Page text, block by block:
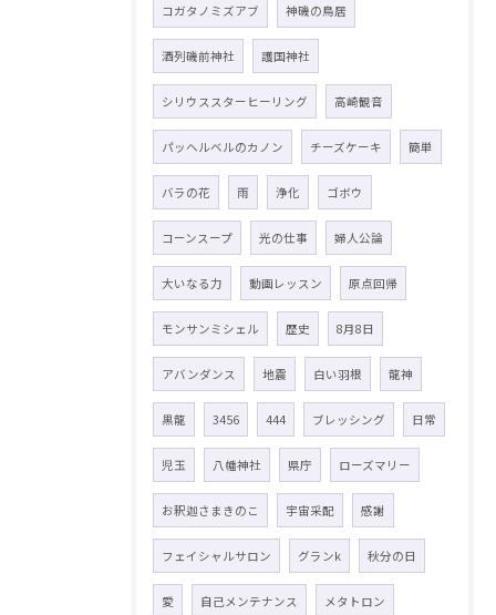
コガタノミズアブ 神磯の鳥居
酒列磯前神社 護国神社
シリウススターヒーリング 高崎観音
パッヘルベルのカノン チーズケーキ 簡単
バラの花 雨 浄化 ゴボウ
コーンスープ 光の仕事 婦人公論
大いなる力 動画レッスン 原点回帰
モンサンミシェル 歴史 8月8日
アバンダンス 地震 白い羽根 龍神
黒龍 3456 444 ブレッシング 日常
児玉 八幡神社 県庁 ローズマリー
お釈迦さまきのこ 宇宙采配 感謝
フェイシャルサロン グランk 秋分の日
愛 自己メンテナンス メタトロン